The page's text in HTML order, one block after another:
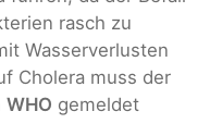
rasch zu
Wasserverlusten
Cholera muss der
WHO gemeldet